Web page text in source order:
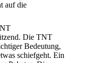
auf die
Die TNT
Bedeutung,
schiefgeht. Ein